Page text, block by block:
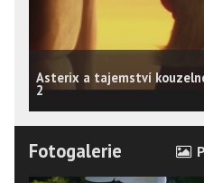
Asterix a tajemství
2
Fotogalerie